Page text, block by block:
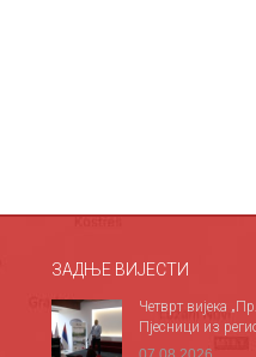
ЗАДЊЕ ВИЈЕСТИ
Четврт вијека
Пјесници из